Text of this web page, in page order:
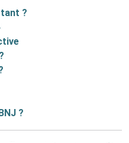
?
?